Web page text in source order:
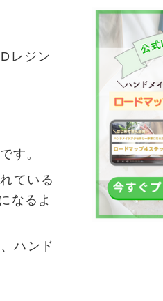
レジン
す。
ている
なるよ
ハンド